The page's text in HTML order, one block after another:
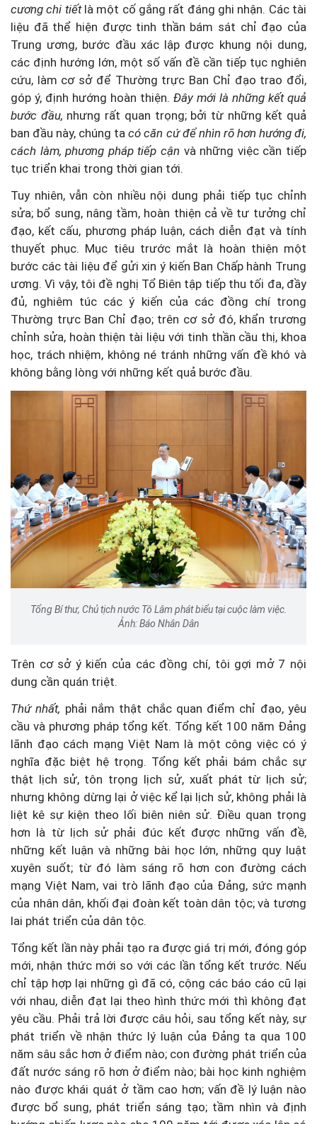
cương chi tiếtlà một cố gắng rất đáng ghi nhận. Các tài
liệu đã thể hiện được tinh thần bám sát chỉ đạo của
Trung ương, bước đầu xác lập được khung nội dung,
các định hướng lớn, một số vấn đề cần tiếp tục nghiên
cứu, làm cơ sở để Thường trực Ban Chỉ đạo trao đổi,
góp ý, định hướng hoàn thiện. Đây mới là những kết quả
bước đầu, nhưng rất quan trọng; bởi từ những kết quả
ban đầu này, chúng tacó căn cứ để nhìn rõ hơn hướng đi,
cách làm, phương pháp tiếp cận và những việc cần tiếp
tục triển khai trong thời gian tới.
Tuy nhiên, vẫn còn nhiều nội dung phải tiếp tục chỉnh
sửa; bổ sung, nâng tầm, hoàn thiện cả về tư tưởng chỉ
đạo, kết cấu, phương pháp luận, cách diễn đạt và tính
thuyết phục. Mục tiêu trước mắt là hoàn thiện một
bước các tài liệu để gửi xin ý kiến Ban Chấp hành Trung
ương. Vì vậy, tôi đề nghị Tổ Biên tập tiếp thu tối đa, đầy
đủ, nghiêm túc các ý kiến của các đồng chí trong
Thường trực Ban Chỉ đạo; trên cơ sở đó, khẩn trương
chỉnh sửa, hoàn thiện tài liệu với tinh thần cầu thị, khoa
học, trách nhiệm, không né tránh những vấn đề khó và
không bằng lòng với những kết quả bước đầu.
Tổng Bí thư, Chủ tịch nước Tô Lâm phát biểu tại cuộc làm việc.
Ảnh: Báo Nhân Dân
Trên cơ sở ý kiến của các đồng chí, tôi gợi mở 7 nội
dung cần quán triệt.
Thứ nhất, phải nắm thật chắc quan điểm chỉ đạo, yêu
cầu và phương pháp tổng kết. Tổng kết 100 năm Đảng
lãnh đạo cách mạng Việt Nam là một công việc có ý
nghĩa đặc biệt hệ trọng. Tổng kết phải bám chắc sự
thật lịch sử, tôn trọng lịch sử, xuất phát từ lịch sử;
nhưng không dừng lại ở việc kể lại lịch sử, không phải là
liệt kê sự kiện theo lối biên niên sử. Điều quan trọng
hơn là từ lịch sử phải đúc kết được những vấn đề,
những kết luận và những bài học lớn, những quy luật
xuyên suốt; từ đó làm sáng rõ hơn con đường cách
mạng Việt Nam, vai trò lãnh đạo của Đảng, sức mạnh
của nhân dân, khối đại đoàn kết toàn dân tộc; và tương
lai phát triển của dân tộc.
Tổng kết lần này phải tạo ra được giá trị mới, đóng góp
mới, nhận thức mới so với các lần tổng kết trước. Nếu
chỉ tập hợp lại những gì đã có, cộng các báo cáo cũ lại
với nhau, diễn đạt lại theo hình thức mới thì không đạt
yêu cầu. Phải trả lời được câu hỏi, sau tổng kết này, sự
phát triển về nhận thức lý luận của Đảng ta qua 100
năm sâu sắc hơn ở điểm nào; con đường phát triển của
đất nước sáng rõ hơn ở điểm nào; bài học kinh nghiệm
nào được khái quát ở tầm cao hơn; vấn đề lý luận nào
được bổ sung, phát triển sáng tạo; tầm nhìn và định